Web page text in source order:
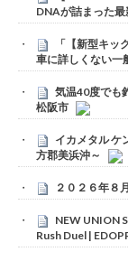
DNAが詰まった最
「【新型キッ
車に詳しくない一
気温40度でも
松阪市
イカメタル
方郡美浜沖～
２０２６年８
NEW UNION
Rush Duel |